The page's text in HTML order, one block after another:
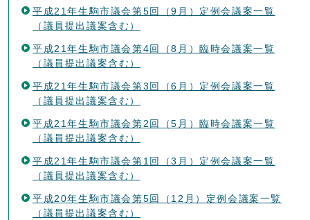
平成21年生駒市議会第5回（9月）定例会議案一覧
（議員提出議案含む）
平成21年生駒市議会第4回（8月）臨時会議案一覧
（議員提出議案含む）
平成21年生駒市議会第3回（6月）定例会議案一覧
（議員提出議案含む）
平成21年生駒市議会第2回（5月）臨時会議案一覧
（議員提出議案含む）
平成21年生駒市議会第1回（3月）定例会議案一覧
（議員提出議案含む）
平成20年生駒市議会第5回（12月）定例会議案一覧
（議員提出議案含む）